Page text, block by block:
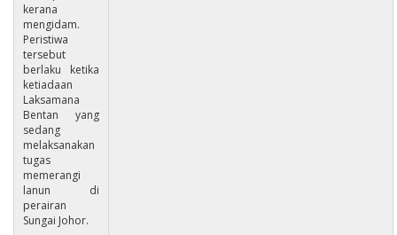
kerana
mengidam.
Peristiwa
tersebut
berlaku ketika
ketiadaan
Laksamana
Bentan yang
sedang
melaksanakan
tugas
memerangi
lanun di
perairan
Sungai Johor.